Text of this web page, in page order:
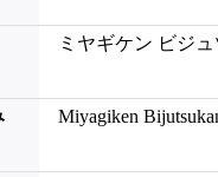
ミヤギケン ビジ
Miyagiken